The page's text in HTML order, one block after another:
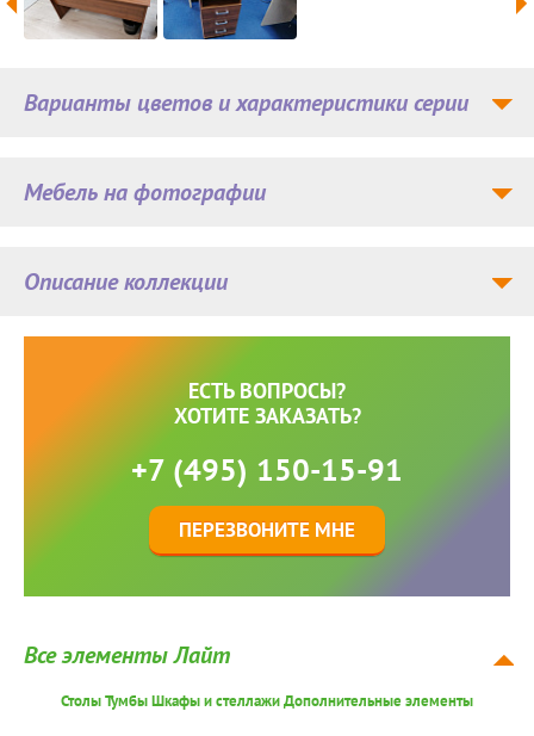
Мебель на фотографии
Варианты цветов и характеристики серии
Описание коллекции
ЕСТЬ ВОПРОСЫ?
ХОТИТЕ ЗАКАЗАТЬ?
+7 (495) 150-15-91
ПЕРЕЗВОНИТЕ МНЕ
Все элементы Лайт
СтолыТумбыШкафы и стеллажиДополнительные элементы